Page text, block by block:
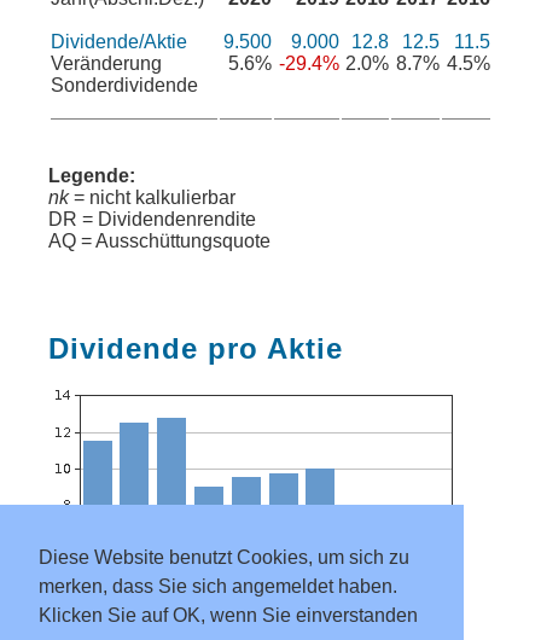
Diese Website benutzt Cookies, um sich zu
merken, dass Sie sich angemeldet haben.
Klicken Sie auf OK, wenn Sie einverstanden
Dividende/Aktie
Veränderung
Sonderdividende
9.500
5.6%
9.000
-29.4%
12.8
2.0%
12.5
8.7%
11.5
4.5%
Legende:
nk= nicht kalkulierbar
DR = Dividendenrendite
AQ = Ausschüttungsquote
Dividende pro Aktie